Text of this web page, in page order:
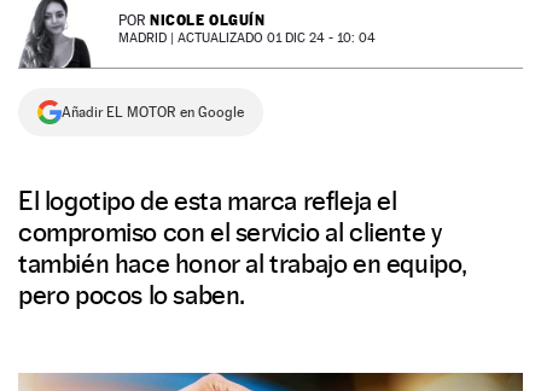
NEWSLETTER POR NICOLE OLGUÍN
MADRID | ACTUALIZADO 01 DIC 24 - 10: 04
Añadir EL MOTOR en Google
El logotipo de esta marca refleja el
compromiso con el servicio al cliente y
también hace honor al trabajo en equipo,
pero pocos lo saben.